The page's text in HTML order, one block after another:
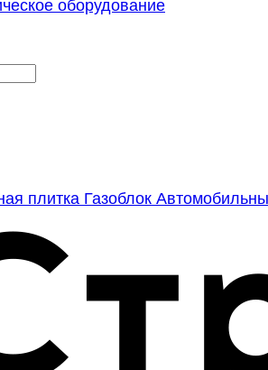
оборудование
плитка Газоблок